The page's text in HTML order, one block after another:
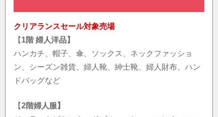
クリアランスセール対象売場
【 1階 婦人洋品】
ハンカチ、帽子、傘、ソックス、ネックファッショ
ン、シーズン雑貨、婦人靴、紳士靴、婦人財布、ハン
ドバッグなど
【2階婦人服】